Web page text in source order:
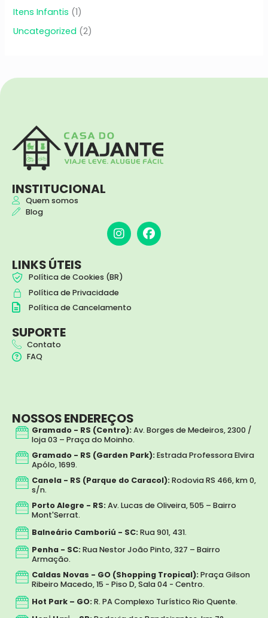
Itens Infantis (1)
Uncategorized (2)
INSTITUCIONAL
Quem somos
Blog
I
n
s
a
g
r
a
F
a
c
LINKS ÚTEIS
Política de Cookies (BR)
Política de Privacidade
Política de Cancelamento
SUPORTE
Contato
FAQ
NOSSOS ENDEREÇOS
Gramado - RS (Centro): Av. Borges de Medeiros, 2300 /
loja 03 – Praça do Moinho.
Gramado - RS (Garden Park): Estrada Professora Elvira
Apólo, 1699.
Canela - RS (Parque do Caracol): Rodovia RS 466, km 0,
s/n.
Porto Alegre - RS: Av. Lucas de Oliveira, 505 – Bairro
Mont'Serrat.
Balneário Camboriú - SC: Rua 901, 431.
Penha - SC: Rua Nestor João Pinto, 327 – Bairro
Armação.
Caldas Novas - GO (Shopping Tropical): Praça Gilson
Ribeiro Macedo, 15 - Piso D, Sala 04 - Centro.
Hot Park – GO: R. PA Complexo Turístico Rio Quente.